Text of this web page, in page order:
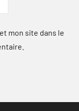
mon site dans le